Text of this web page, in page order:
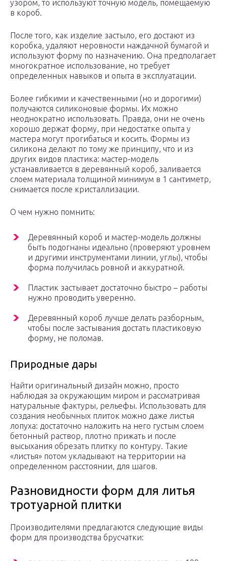
узором, то используют точную модель, помещаемую
в короб.
После того, как изделие застыло, его достают из
коробка, удаляют неровности наждачной бумагой и
используют форму по назначению. Она предполагает
многократное использование, но требует
определенных навыков и опыта в эксплуатации.
Более гибкими и качественными (но и дорогими)
получаются силиконовые формы. Их можно
неоднократно использовать. Правда, они не очень
хорошо держат форму, при недостатке опыта у
мастера могут прогибаться и косить. Формы из
силикона делают по тому же принципу, что и из
других видов пластика: мастер-модель
устанавливается в деревянный короб, заливается
слоем материала толщиной минимум в 1 сантиметр,
снимается после кристаллизации.
О чем нужно помнить:
Деревянный короб и мастер-модель должны
быть подогнаны идеально (проверяют уровнем
и другими инструментами линии, углы), чтобы
форма получилась ровной и аккуратной.
Пластик застывает достаточно быстро – работы
нужно проводить уверенно.
Деревянный короб лучше делать разборным,
чтобы после застывания достать пластиковую
форму, не поломав.
Природные дары
Найти оригинальный дизайн можно, просто
наблюдая за окружающим миром и рассматривая
натуральные фактуры, рельефы. Использовать для
создания необычных плиток можно даже листья
лопуха: достаточно наложить на него густым слоем
бетонный раствор, плотно прижать и после
высыхания обрезать плитку по контуру. Такие
«листья» потом укладывают на территории на
определенном расстоянии, для шагов.
Разновидности форм для литья
тротуарной плитки
Производителями предлагаются следующие виды
форм для производства брусчатки: